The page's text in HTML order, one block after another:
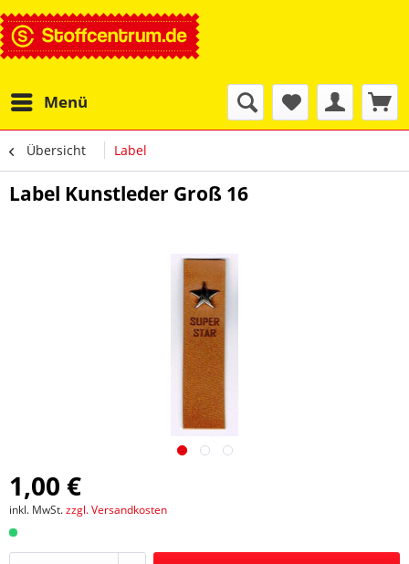
Menü
Übersicht Label
Label Kunstleder Groß 16
1,00 €
inkl. MwSt.zzgl. Versandkosten